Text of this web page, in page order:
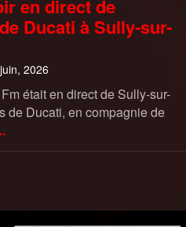
en direct de
Ducati à Sully-sur-
2026
était en direct de Sully-sur-
de Ducati, en compagnie de